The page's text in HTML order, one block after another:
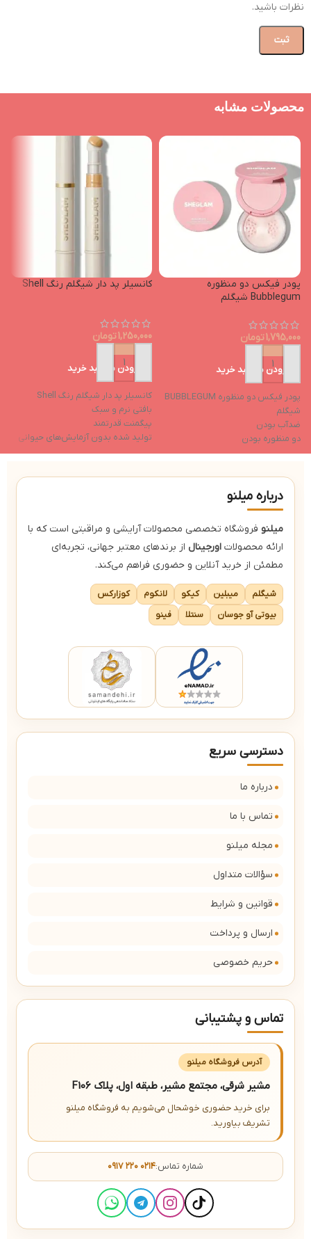
نظرات باشید.
محصولات مشابه
پودر فیکس دو منظوره
Bubblegum شیگلم
1,795,000تومان
افزودن به سبد خرید
پودر فیکس دو منظوره BUBBLEGUM
شیگلم
ضدآب بودن
دو منظوره بودن
ترکیبات مرطوب‌کننده
کانسیلر پد دار شیگلم رنگ Shell
1,250,000تومان
افزودن به سبد خرید
کانسیلر پد دار شیگلم رنگ Shell
بافتی نرم و سبک
پیگمنت قدرتمند
تولید شده بدون آزمایش‌های حیوانی
خواص مرطوب‌کننده
درباره میلنو
میلنو فروشگاه تخصصی محصولات آرایشی و مراقبتی است که با
ارائه محصولات اورجینال از برندهای معتبر جهانی، تجربه‌ای
مطمئن از خرید آنلاین و حضوری فراهم می‌کند.
شیگلم میبلین کیکو لانکوم
کوزارکس
بیوتی آو جوسان
سنتلا فینو
دسترسی سریع
درباره ما
تماس با ما
مجله میلنو
سؤالات متداول
قوانین و شرایط
ارسال و پرداخت
حریم خصوصی
تماس و پشتیبانی
آدرس فروشگاه میلنو
مشیر شرقی، مجتمع مشیر، طبقه اول، پلاک F106
برای خرید حضوری خوشحال می‌شویم به فروشگاه میلنو
تشریف بیاورید.
شماره تماس:۰۹۱۷ ۲۲۰ ۰۲۱۴